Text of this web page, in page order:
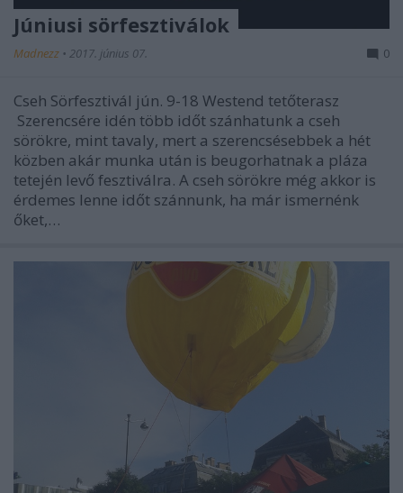
Júniusi sörfesztiválok
Madnezz • 2017. június 07. 0
Cseh Sörfesztivál jún. 9-18 Westend tetőterasz
Szerencsére idén több időt szánhatunk a cseh
sörökre, mint tavaly, mert a szerencsésebbek a hét
közben akár munka után is beugorhatnak a pláza
tetején levő fesztiválra. A cseh sörökre még akkor is
érdemes lenne időt szánnunk, ha már ismernénk
őket,…